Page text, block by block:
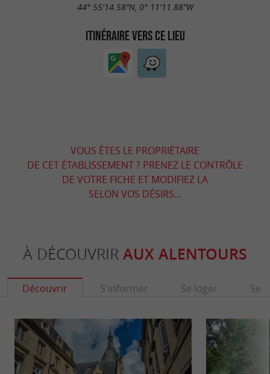
44° 55'14.58"N, 0° 11'11.88"W
ITINÉRAIRE VERS CE LIEU
VOUS ÊTES LE PROPRIÉTAIRE
DE CET ÉTABLISSEMENT ? PRENEZ LE CONTRÔLE
DE VOTRE FICHE ET MODIFIEZ LA
SELON VOS DÉSIRS...
À DÉCOUVRIR AUX ALENTOURS
Découvrir S'informer Se loger Se